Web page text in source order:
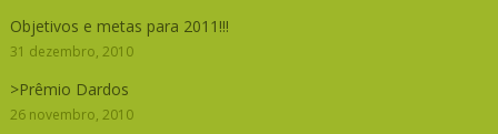
Objetivos e metas para 2011!!!
31 dezembro, 2010
>Prêmio Dardos
26 novembro, 2010